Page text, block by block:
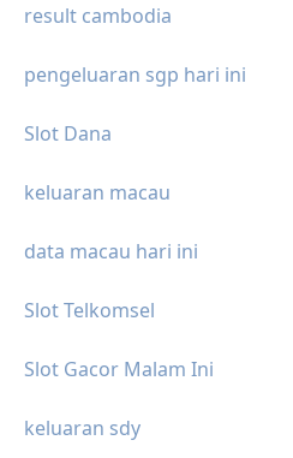
result cambodia
pengeluaran sgp hari ini
Slot Dana
keluaran macau
data macau hari ini
Slot Telkomsel
Slot Gacor Malam Ini
keluaran sdy